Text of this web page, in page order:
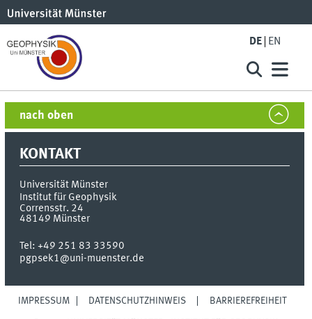
DE EN
nach oben
KONTAKT
Universität Münster
Institut für Geophysik
Corrensstr. 24
48149 Münster
Tel:+49 251 83 33590
pgpsek1@uni-muenster.de
IMPRESSUM DATENSCHUTZHINWEIS BARRIEREFREIHEIT